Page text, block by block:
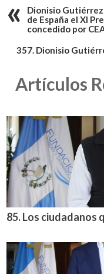
Dionisio Gutiérrez
de España el XI
concedido por
357. Dionisio
Artículos
85. Los ciudadanos